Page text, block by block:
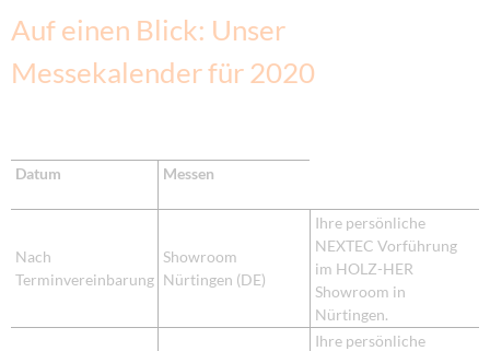
Auf einen Blick: Unser
Messekalender für 2020
Datum Messen
Nach
Terminvereinbarung
Showroom
Nürtingen (DE)
Ihre persönliche
NEXTEC Vorführung
im HOLZ-HER
Showroom in
Nürtingen.
Ihre persönliche